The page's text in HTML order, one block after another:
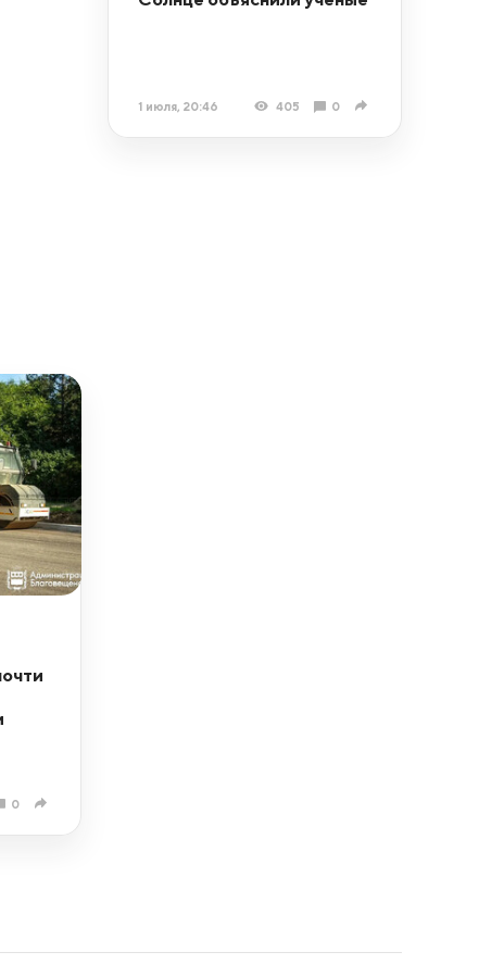
1 июля, 20:46 405 0
0